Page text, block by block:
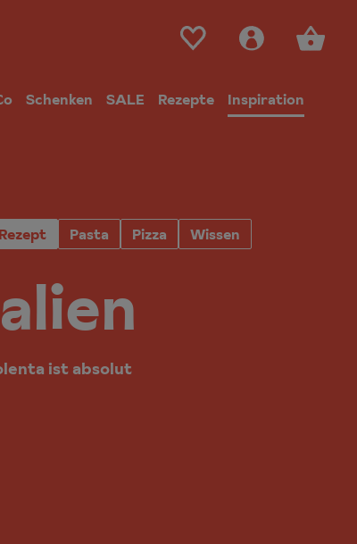
Schenken SALE Rezepte Inspiration
Rezept Pasta Pizza Wissen
ist absolut